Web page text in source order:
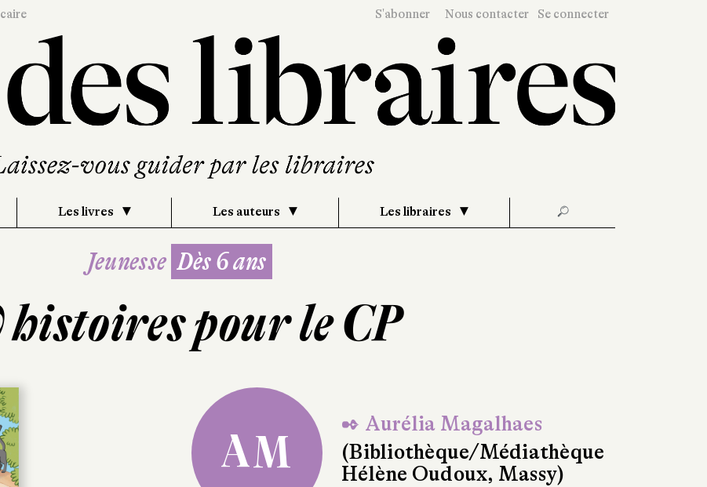
S'abonner Nous contacter Se connecter
Les livres Les auteurs Les libraires 🔎
Jeunesse Dès 6 ans
histoires pour le CP
AM
✒ Aurélia Magalhaes
(Bibliothèque/Médiathèque
Hélène Oudoux, Massy)